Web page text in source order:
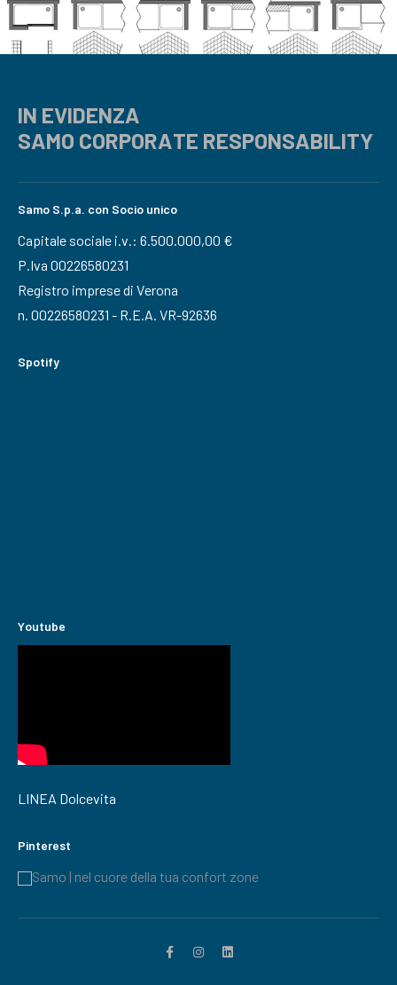
IN EVIDENZA
SAMO CORPORATE RESPONSABILITY
Samo S.p.a. con Socio unico
Capitale sociale i.v.: 6.500.000,00 €
P.Iva 00226580231
Registro imprese di Verona
n. 00226580231 - R.E.A. VR-92636
Spotify
Youtube
LINEA Dolcevita
Pinterest
Samo | nel cuore della tua confort zone